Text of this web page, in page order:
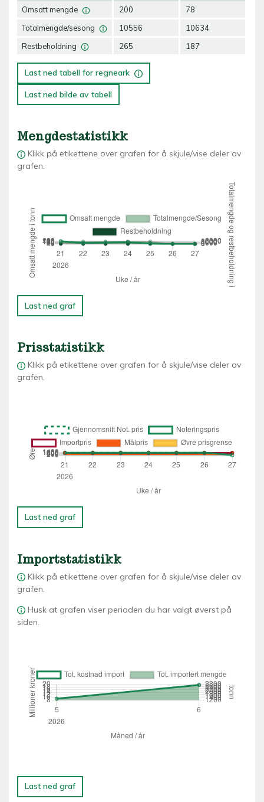
Omsatt mengde
Totalmengde/sesong
Restbeholdning
200
10556
265
78
10634
187
Last ned tabell for regneark
Last ned bilde av tabell
Mengdestatistikk
Klikk på etikettene over grafen for å skjule/vise deler av
grafen.
Last ned graf
Prisstatistikk
Klikk på etikettene over grafen for å skjule/vise deler av
grafen.
Last ned graf
Importstatistikk
Klikk på etikettene over grafen for å skjule/vise deler av
grafen.
Husk at grafen viser perioden du har valgt øverst på
siden.
Last ned graf